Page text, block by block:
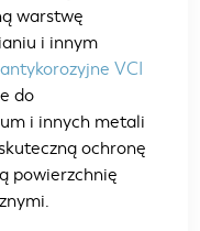
warstwę
i innym
VCI
do
i innych metali
ochronę
powierzchnię